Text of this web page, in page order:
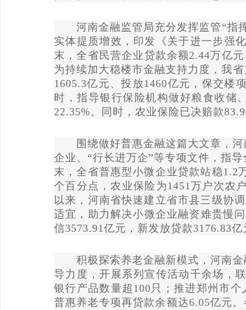
河南金融监管局充分发挥监管 “指
实体提质增效，印发《关于进一步强
末，全省民营企业贷款余额2.44万亿
为持续加大稳楼市金融支持力度，我
1605.3亿元、投放1460亿元，保交楼
时，指导银行保险机构做好粮食收储
22.35%。同时，农业保险已决赔款
围绕做好普惠金融这篇大文章，河
企业、 “行长进万企”等专项文件，指
末，全省普惠型小微企业贷款站稳1.2
个百分点，农业保险为1451万户次农
以来，河南省快速建立省市县三级协
适宜，助力解决小微企业融资难贵慢
信3573.91亿元，新发放贷款3176.83
积极探索养老金融新模式，河南金
导力度，开展系列宣传活动千余场，
银行产品数量超100只；推进郑州市
普惠养老专项再贷款余额达6.05亿元